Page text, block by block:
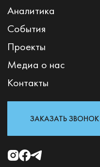
Аналитика
События
Проекты
Медиа о нас
Контакты
ЗАКАЗАТЬ ЗВОНОК